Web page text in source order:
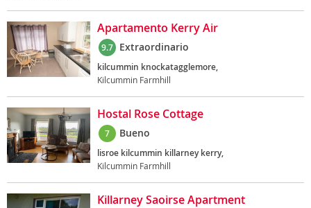
Apartamento Kerry Air
9.7 Extraordinario
kilcummin knockatagglemore,
Kilcummin Farmhill
Hostal Rose Cottage
7 Bueno
lisroe kilcummin killarney kerry,
Kilcummin Farmhill
Killarney Saoirse Apartment